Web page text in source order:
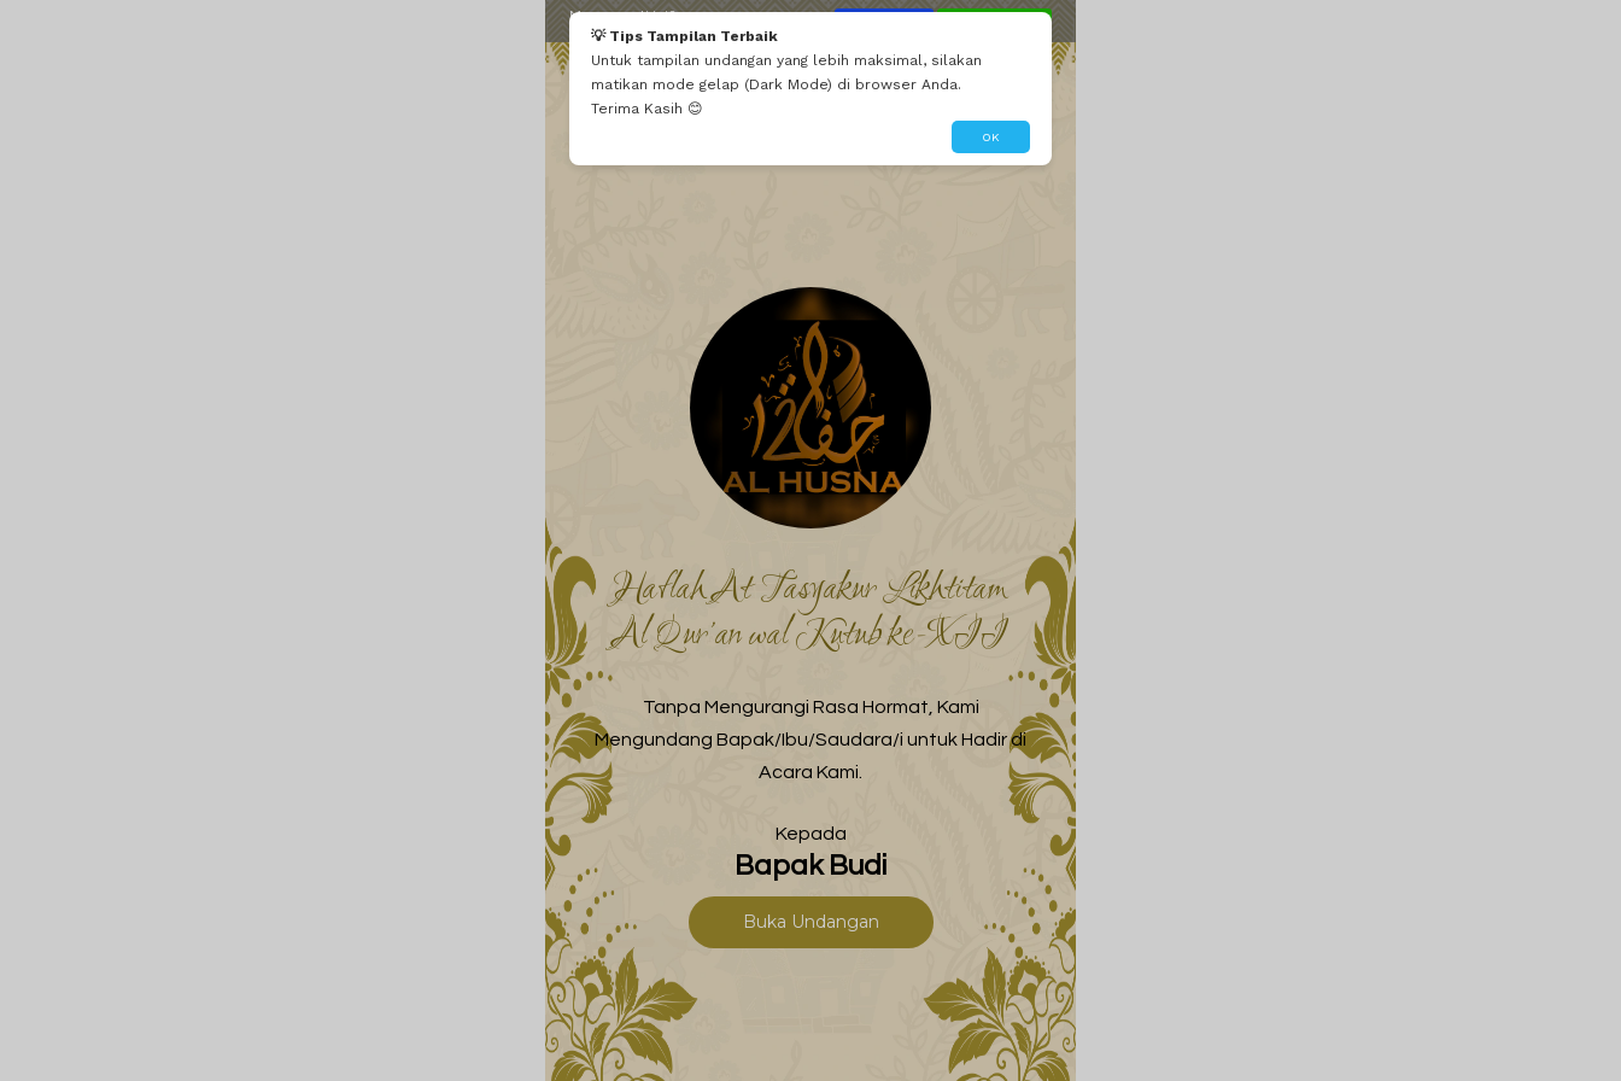
💡 Tips Tampilan Terbaik
Untuk tampilan undangan yang lebih maksimal, silakan
matikan mode gelap (Dark Mode) di browser Anda.
Terima Kasih 😊
OK
Mau seperti ini?
Haflah At Tasyakur Likhtitam
Al Qur’an wal Kutub ke-XII
Tanpa Mengurangi Rasa Hormat, Kami
Mengundang Bapak/Ibu/Saudara/i untuk Hadir di
Acara Kami.
Kepada
Bapak Budi
Buka Undangan